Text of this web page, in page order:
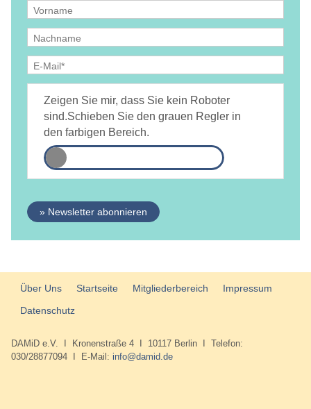
DAMiD mich per E-Mail über Themen und Veranstaltungen
informiert.
Zeigen Sie mir, dass Sie kein Roboter
sind.Schieben Sie den grauen Regler in
den farbigen Bereich.
» Newsletter abonnieren
Über Uns Startseite Mitgliederbereich
Impressum
Datenschutz
DAMiD e.V. I Kronenstraße 4 I 10117 Berlin I Telefon:
030/28877094 I E-Mail: info@damid.de